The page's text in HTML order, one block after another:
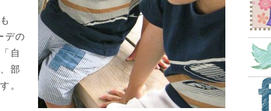
デの
自
部
。